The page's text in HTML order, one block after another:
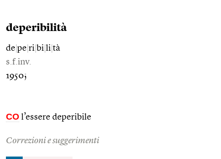
deperibilità
de pe ri bi li tà
s.f.inv.
1950;
CO l’essere deperibile
Correzioni e suggerimenti